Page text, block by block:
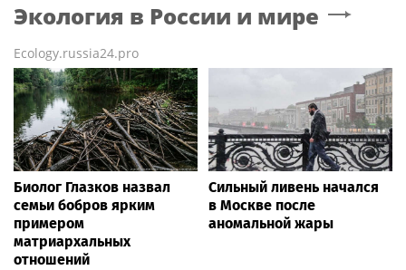
Экология в России и мире
Ecology.russia24.pro
Биолог Глазков назвал
семьи бобров ярким
примером
матриархальных
отношений
Сильный ливень начался
в Москве после
аномальной жары